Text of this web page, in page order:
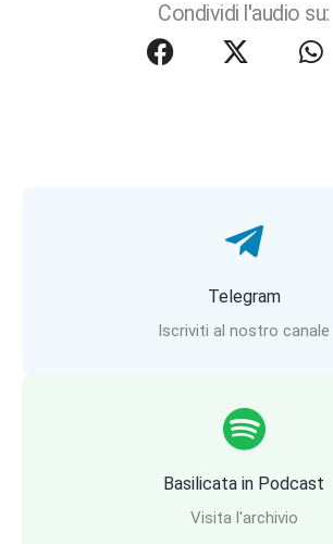
Condividi l'audio su:
Telegram
Iscriviti al nostro canale
Basilicata in Podcast
Visita l'archivio